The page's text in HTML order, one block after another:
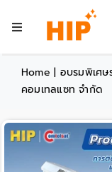
Toggle
Home
Training
Home | อบรมพิเศษ
คอมเทลแซท จำกัด